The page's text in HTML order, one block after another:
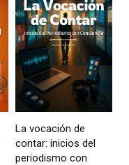
La vocación de
contar: inicios del
periodismo con